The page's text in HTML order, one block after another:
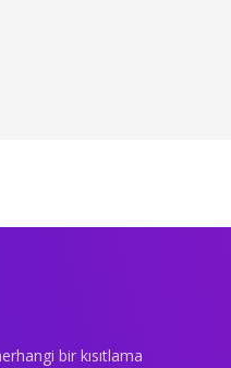
bir kısıtlama